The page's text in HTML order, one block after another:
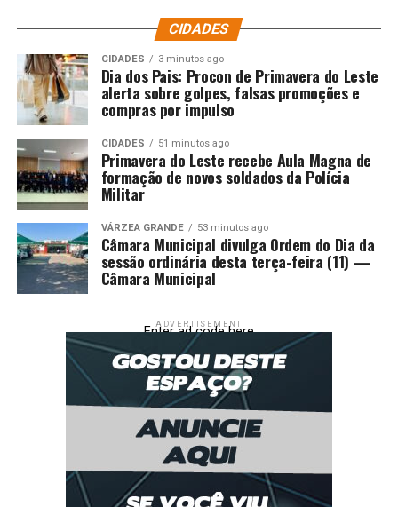
Comentários
RELATED TOPICS: AUMENTO COMO
FINANCIAR
FORMA GASTOS LULA
POLÍTICA
PÚBLICOS
UP NEXT
Disputa na OAB envolve articulao do Paiagus ao TJMT
DON'T MISS
Vereador nega perseguio a atleta transexual aps
acusaes
CIDADES
CIDADES 3 minutos ago
Dia dos Pais: Procon de Primavera do Leste
alerta sobre golpes, falsas promoções e
compras por impulso
CIDADES 51 minutos ago
Primavera do Leste recebe Aula Magna de
formação de novos soldados da Polícia
Militar
VÁRZEA GRANDE 53 minutos ago
Câmara Municipal divulga Ordem do Dia da
sessão ordinária desta terça-feira (11) —
Câmara Municipal
ADVERTISEMENT
Enter ad code here